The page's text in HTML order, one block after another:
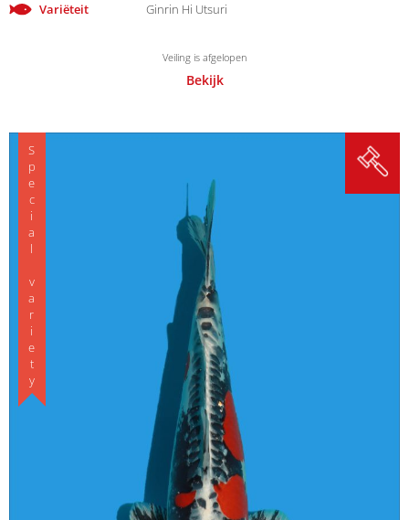
Variëteit
Ginrin Hi Utsuri
Veiling is afgelopen
Bekijk
Special variety